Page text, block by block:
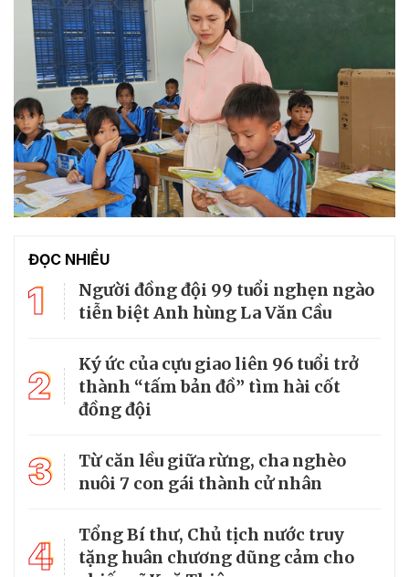
ĐỌC NHIỀU
1
Người đồng đội 99 tuổi nghẹn ngào
tiễn biệt Anh hùng La Văn Cầu
2
Ký ức của cựu giao liên 96 tuổi trở
thành “tấm bản đồ” tìm hài cốt
đồng đội
3
Từ căn lều giữa rừng, cha nghèo
nuôi 7 con gái thành cử nhân
4
Tổng Bí thư, Chủ tịch nước truy
tặng huân chương dũng cảm cho